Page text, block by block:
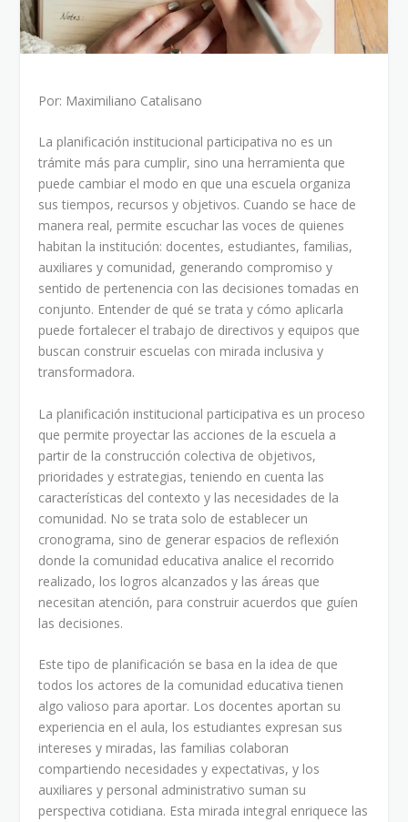
Por: Maximiliano Catalisano
La planificación institucional participativa no es un
trámite más para cumplir, sino una herramienta que
puede cambiar el modo en que una escuela organiza
sus tiempos, recursos y objetivos. Cuando se hace de
manera real, permite escuchar las voces de quienes
habitan la institución: docentes, estudiantes, familias,
auxiliares y comunidad, generando compromiso y
sentido de pertenencia con las decisiones tomadas en
conjunto. Entender de qué se trata y cómo aplicarla
puede fortalecer el trabajo de directivos y equipos que
buscan construir escuelas con mirada inclusiva y
transformadora.
La planificación institucional participativa es un proceso
que permite proyectar las acciones de la escuela a
partir de la construcción colectiva de objetivos,
prioridades y estrategias, teniendo en cuenta las
características del contexto y las necesidades de la
comunidad. No se trata solo de establecer un
cronograma, sino de generar espacios de reflexión
donde la comunidad educativa analice el recorrido
realizado, los logros alcanzados y las áreas que
necesitan atención, para construir acuerdos que guíen
las decisiones.
Este tipo de planificación se basa en la idea de que
todos los actores de la comunidad educativa tienen
algo valioso para aportar. Los docentes aportan su
experiencia en el aula, los estudiantes expresan sus
intereses y miradas, las familias colaboran
compartiendo necesidades y expectativas, y los
auxiliares y personal administrativo suman su
perspectiva cotidiana. Esta mirada integral enriquece las